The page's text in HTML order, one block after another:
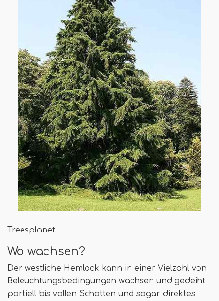
Treesplanet
Wo wachsen?
Der westliche Hemlock kann in einer Vielzahl von
Beleuchtungsbedingungen wachsen und gedeiht
partiell bis vollen Schatten und sogar direktes